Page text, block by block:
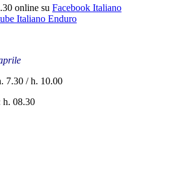
online su Facebook Italiano
Italiano Enduro
7.30 / h. 10.00
h. 08.30